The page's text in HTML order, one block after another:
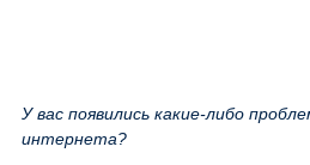
У вас появились какие-либо
интернета?